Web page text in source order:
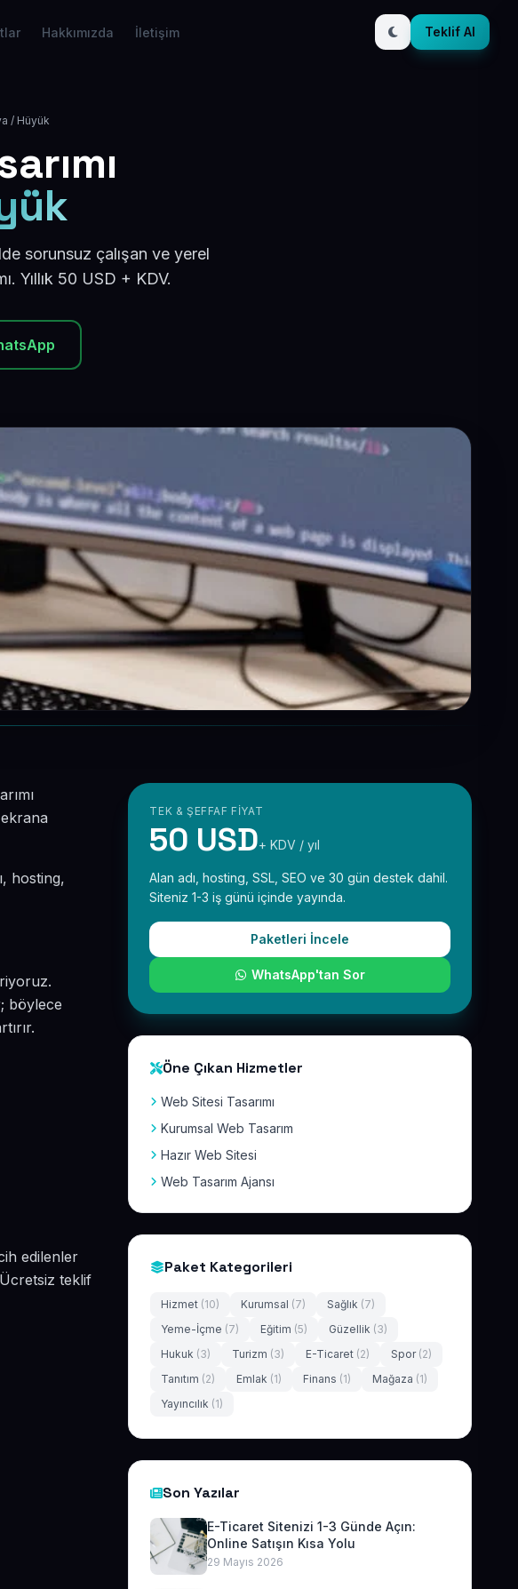
Hakkımızda İletişim Teklif Al
/ Hüyük
sorunsuz çalışan ve yerel
Yıllık 50 USD + KDV.
hosting,
böylece
edilenler
teklif
TEK & ŞEFFAF FIYAT
50 USD+ KDV / yıl
Alan adı, hosting, SSL, SEO ve 30 gün destek dahil.
Siteniz 1-3 iş günü içinde yayında.
Paketleri İncele
WhatsApp'tan Sor
Öne Çıkan Hizmetler
Web Sitesi Tasarımı
Kurumsal Web Tasarım
Hazır Web Sitesi
Web Tasarım Ajansı
Paket Kategorileri
Hizmet (10) Kurumsal (7) Sağlık (7)
Yeme-İçme (7) Eğitim (5) Güzellik (3)
Hukuk (3) Turizm (3) E-Ticaret (2) Spor (2)
Tanıtım (2) Emlak (1) Finans (1) Mağaza (1)
Yayıncılık (1)
Son Yazılar
E-Ticaret Sitenizi 1-3 Günde Açın:
Online Satışın Kısa Yolu
29 Mayıs 2026